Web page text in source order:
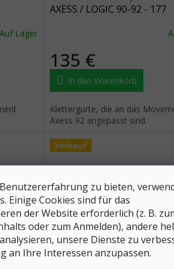
zu bieten,
Einige Cookies sind für das
der Website erforderlich (z. B.
oder zum Anmelden), andere
unsere Dienste zu
an Ihre Interessen anzupassen.
Auf Lager
AXESS / LOGIC 90-92 - 177
135 €
In den Warenkorb
Klettergurte, die an das
Axess 92 angepasst sind.
193 €
–30 %
Verkauf